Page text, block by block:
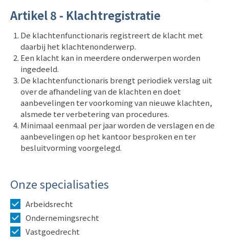
Artikel 8 - Klachtregistratie
De klachtenfunctionaris registreert de klacht met
daarbij het klachtenonderwerp.
Een klacht kan in meerdere onderwerpen worden
ingedeeld.
De klachtenfunctionaris brengt periodiek verslag uit
over de afhandeling van de klachten en doet
aanbevelingen ter voorkoming van nieuwe klachten,
alsmede ter verbetering van procedures.
Minimaal eenmaal per jaar worden de verslagen en de
aanbevelingen op het kantoor besproken en ter
besluitvorming voorgelegd.
Onze specialisaties
Arbeidsrecht
Ondernemingsrecht
Vastgoedrecht